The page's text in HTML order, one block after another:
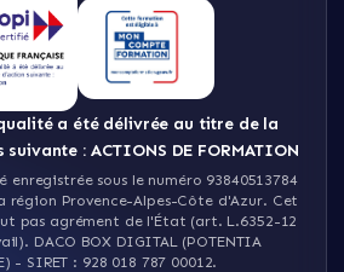
a été délivrée au titre de la
: ACTIONS DE FORMATION
sous le numéro 93840513784
région Provence-Alpes-Côte d'Azur. Cet
pas agrément de l'État (art. L.6352-12
. DACO BOX DIGITAL (POTENTIA
- SIRET : 928 018 787 00012.